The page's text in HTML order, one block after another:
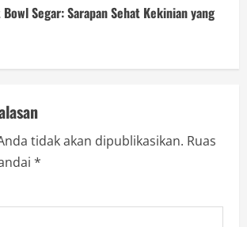
Segar: Sarapan Sehat Kekinian yang
tidak akan dipublikasikan. Ruas
*